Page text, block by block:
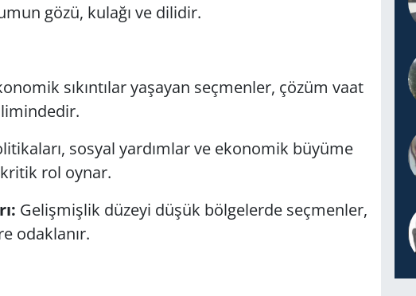
gözü, kulağı ve dilidir.
sıkıntılar yaşayan seçmenler, çözüm vaat
sosyal yardımlar ve ekonomik büyüme
rol oynar.
Gelişmişlik düzeyi düşük bölgelerde seçmenler,
odaklanır.